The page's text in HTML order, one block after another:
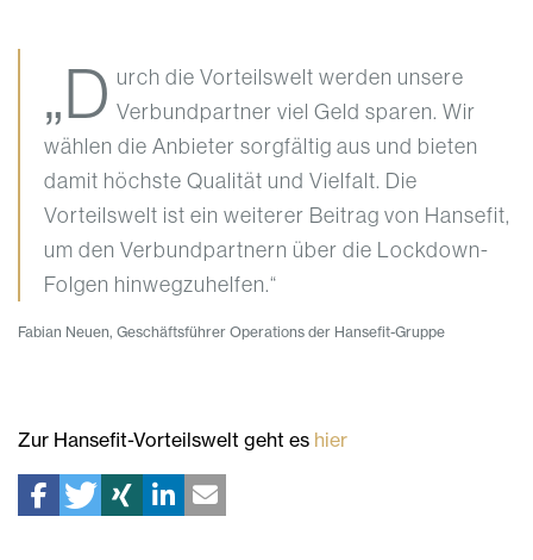
„D urch die Vorteilswelt werden unsere
Verbundpartner viel Geld sparen. Wir
wählen die Anbieter sorgfältig aus und bieten
damit höchste Qualität und Vielfalt. Die
Vorteilswelt ist ein weiterer Beitrag von Hansefit,
um den Verbundpartnern über die Lockdown-
Folgen hinwegzuhelfen.“
Fabian Neuen, Geschäftsführer Operations der Hansefit-Gruppe
Zur Hansefit-Vorteilswelt geht es hier